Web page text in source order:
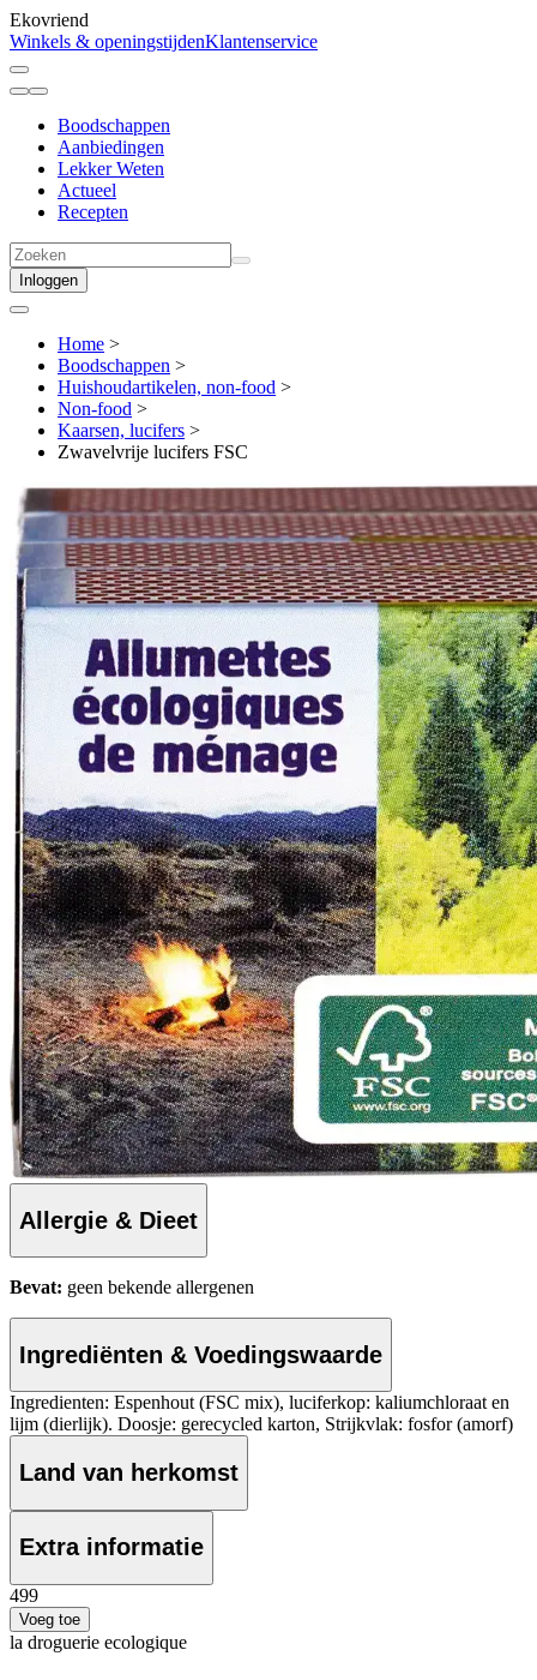
Ekovriend
Winkels & openingstijdenKlantenservice
Boodschappen
Aanbiedingen
Lekker Weten
Actueel
Recepten
Inloggen
Home >
Boodschappen >
Huishoudartikelen, non-food >
Non-food >
Kaarsen, lucifers >
Zwavelvrije lucifers FSC
Allergie & Dieet
Bevat: geen bekende allergenen
Ingrediënten & Voedingswaarde
Ingredienten: Espenhout (FSC mix), luciferkop: kaliumchloraat en
lijm (dierlijk). Doosje: gerecycled karton, Strijkvlak: fosfor (amorf)
Land van herkomst
Extra informatie
499
Voeg toe
la droguerie ecologique